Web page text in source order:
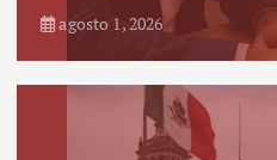
agosto 1, 2026